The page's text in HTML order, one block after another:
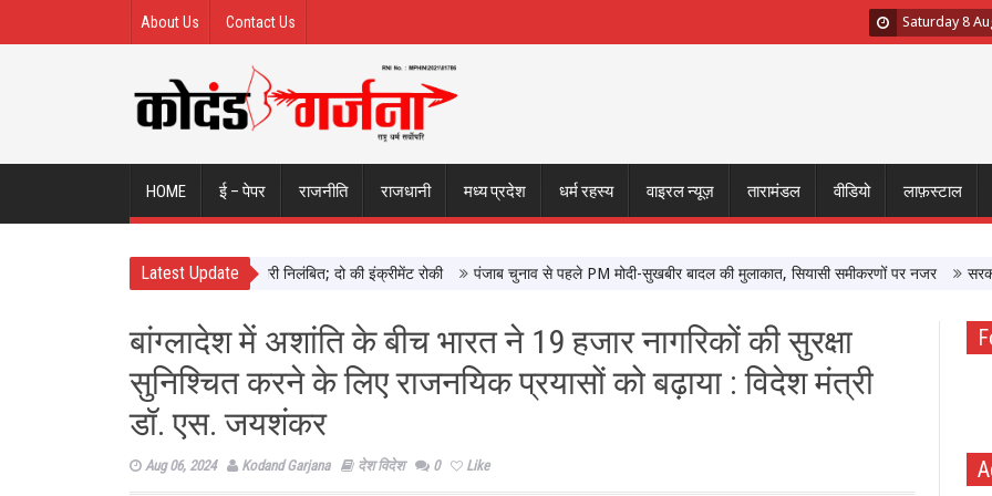
About Us Contact Us Saturday 8
HOME ई – पेपर राजनीति राजधानी मध्य प्रदेश धर्म रहस्य वाइरल न्यूज़ तारामंडल वीडियो लाफ़स्टाल
Latest Update
ने छिंदवाड़ा में दिखाई सख्ती, 3 अधिकारी निलंबित; दो की इंक्रीमेंट रोकी पंजाब चुनाव से पहले PM मोदी-सुखबीर बादल की मुलाकात, सियासी समीकरणों पर नजर सरकार के
बांग्लादेश में अशांति के बीच भारत ने 19 हजार नागरिकों की सुरक्षा
सुनिश्चित करने के लिए राजनयिक प्रयासों को बढ़ाया : विदेश मंत्री
डॉ. एस. जयशंकर
Aug 06, 2024 Kodand Garjana देश विदेश 0 Like